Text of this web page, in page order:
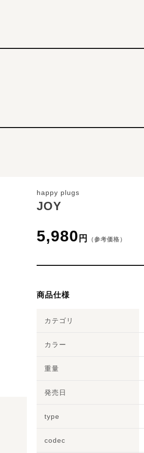
happy plugs
JOY
5,980 円 （参考価格）
商品仕様
カテゴリ
カラー
重量
発売日
type
codec